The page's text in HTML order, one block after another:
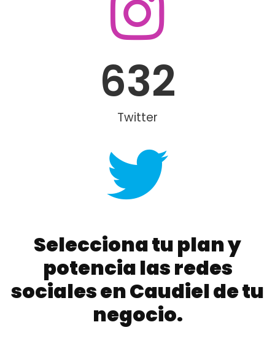
Twitter
632
Selecciona tu plan y
potencia las redes
sociales en Caudiel de tu
negocio.